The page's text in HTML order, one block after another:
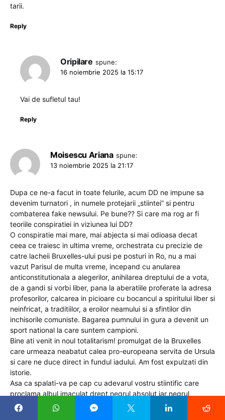
tarii.
Reply
Oripilare spune:
16 noiembrie 2025 la 15:17
Vai de sufletul tau!
Reply
Moisescu Ariana spune:
13 noiembrie 2025 la 21:17
Dupa ce ne-a facut in toate felurile, acum DD ne impune sa
devenim turnatori , in numele protejarii „stiintei” si pentru
combaterea fake newsului. Pe bune?? Si care ma rog ar fi
teoriile conspiratiei in viziunea lui DD?
O conspiratie mai mare, mai abjecta si mai odioasa decat
ceea ce traiesc in ultima vreme, orchestrata cu precizie de
catre lacheii Bruxelles-ului pusi pe posturi in Ro, nu a mai
vazut Parisul de multa vreme, incepand cu anularea
anticonstitutionala a alegerilor, anihilarea dreptului de a vota,
de a gandi si vorbi liber, pana la aberatiile proferate la adresa
profesorilor, calcarea in picioare cu bocancul a spiritului liber si
neinfricat, a traditiilor, a eroilor neamului si a sfintilor din
inchisorile comuniste. Bagarea pumnului in gura a devenit un
sport national la care suntem campioni.
Bine ati venit in noul totalitarism! promulgat de la Bruxelles
care urmeaza neabatut calea pro-europeana servita de Ursula
si care ne duce direct in fundul iadului. Am fost expulzati din
istorie.
Asa ca spalati-va pe cap cu adevarul vostru stiintific care
proclama albul imaculat drept negrul absolut iar negrul
tenebrelor este infatisat ca albul fara de pata.
Eu nu vreau sa ma intorc in totalitarism, se pare ca DD MA